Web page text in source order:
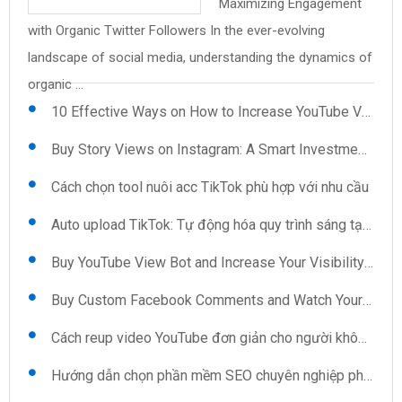
Uploader: Features You
Can't Ignore .cs59BBC98{text-align:left;text-
indent:0pt;margin:12pt 0pt 12pt ...
Maximizing Engagement
with Organic Twitter Followers In the ever-evolving
landscape of social media, understanding the dynamics of
organic ...
mềm quét số điện thoại
trên Google Map Trong thời đại số hóa hiện nay, việc thu
thập ...
pháp cho những ai ngại
giao tiếp Khi xã hội ngày càng phát triển, việc kết nối và ...
Save Time and Effort on
Video Uploads In the fast-paced world of content
creation, efficiency is key, especially when it ...
and Views: The Secret to
Instant Credibility In today's digital landscape, having a
robust presence on platforms like ...
Reup video YouTube: Kỹ thuật và mẹo
10 Effective Ways on How to Increase YouTube Views Automatically
Buy Story Views on Instagram: A Smart Investment for Growth
Cách chọn tool nuôi acc TikTok phù hợp với nhu cầu
Auto upload TikTok: Tự động hóa quy trình sáng tạo nội dung
Buy YouTube View Bot and Increase Your Visibility Now
Buy Custom Facebook Comments and Watch Your Interaction Soar
Cách reup video YouTube đơn giản cho người không chuyên
Hướng dẫn chọn phần mềm SEO chuyên nghiệp phù hợp cho doanh nghiệp